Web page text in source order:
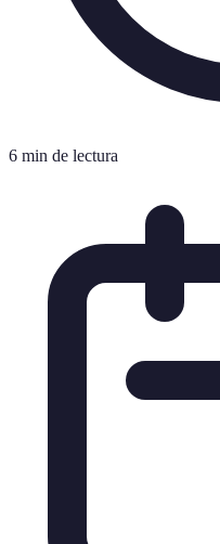
6 min de lectura